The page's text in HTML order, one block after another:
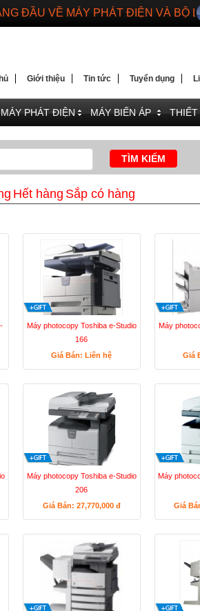
ĐẦU VỀ MÁY PHÁT ĐIỆN VÀ BỘ
Giới thiệu Tin tức Tuyển dụng
MÁY PHÁT ĐIỆN MÁY BIẾN ÁP THIẾT
Hết hàng Sắp có hàng
Máy photocopy Toshiba e-Studio
166
Giá Bán: Liên hệ
Máy
Giá
Máy photocopy Toshiba e-Studio
206
Giá Bán: 27,770,000 đ
Máy
Giá